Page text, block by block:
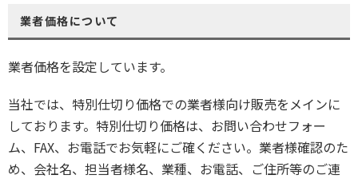
業者価格について
業者価格を設定しています。
当社では、特別仕切り価格での業者様向け販売をメインに
しております。特別仕切り価格は、お問い合わせフォー
ム、FAX、お電話でお気軽にご確ください。業者様確認のた
め、会社名、担当者様名、業種、お電話、ご住所等のご連